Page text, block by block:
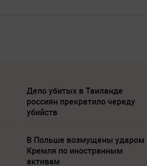
Дело убитых в Таиланде
россиян прекратило череду
убийств
В Польше возмущены ударом
Кремля по иностранным
активам